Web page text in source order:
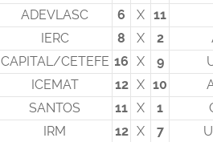
ADEVLASC 6 X 11
IERC 8 X 2
CAPITAL/CETEFE 16 X 9
ICEMAT 12 X 10
SANTOS 11 X 1
IRM 12 X 7